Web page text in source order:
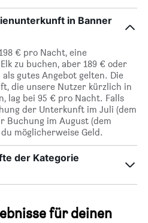
in Banner
€ pro Nacht, eine
zu buchen, aber 189 € oder
gutes Angebot gelten. Die
die unsere Nutzer kürzlich in
lag bei 95 € pro Nacht. Falls
der Unterkunft im Juli (dem
Buchung im August (dem
möglicherweise Geld.
der Kategorie
für deinen